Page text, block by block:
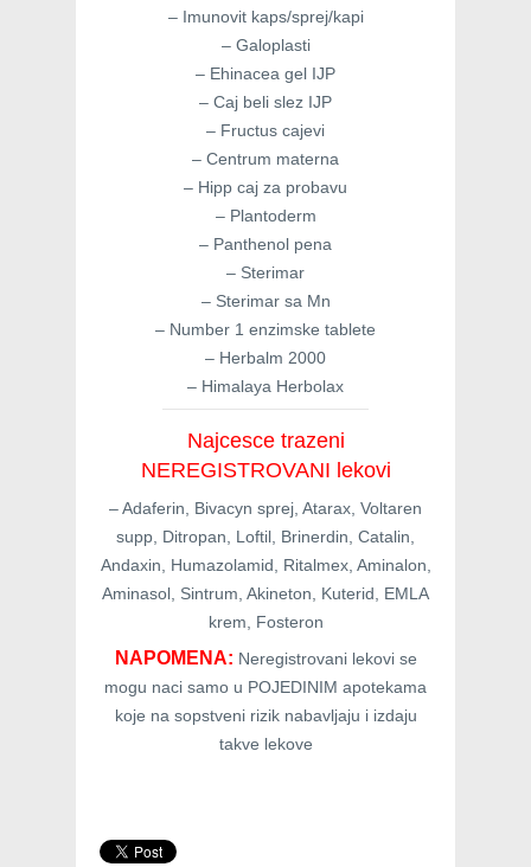
– Imunovit kaps/sprej/kapi
– Galoplasti
– Ehinacea gel IJP
– Caj beli slez IJP
– Fructus cajevi
– Centrum materna
– Hipp caj za probavu
– Plantoderm
– Panthenol pena
– Sterimar
– Sterimar sa Mn
– Number 1 enzimske tablete
– Herbalm 2000
– Himalaya Herbolax
Najcesce trazeni
NEREGISTROVANI lekovi
– Adaferin, Bivacyn sprej, Atarax, Voltaren
supp, Ditropan, Loftil, Brinerdin, Catalin,
Andaxin, Humazolamid, Ritalmex, Aminalon,
Aminasol, Sintrum, Akineton, Kuterid, EMLA
krem, Fosteron
NAPOMENA: Neregistrovani lekovi se
mogu naci samo u POJEDINIM apotekama
koje na sopstveni rizik nabavljaju i izdaju
takve lekove